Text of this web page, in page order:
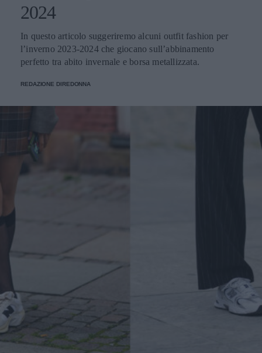
2024
In questo articolo suggeriremo alcuni outfit fashion per
l’inverno 2023-2024 che giocano sull’abbinamento
perfetto tra abito invernale e borsa metallizzata.
REDAZIONE DIREDONNA